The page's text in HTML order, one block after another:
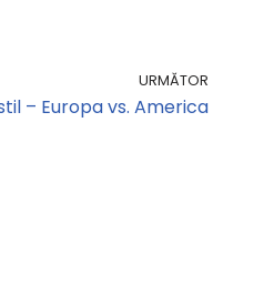
URMĂTOR
– Europa vs. America